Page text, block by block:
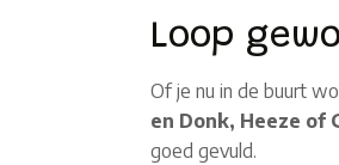
Loop
Of je nu in de buurt
en Donk, Heeze of
goed gevuld.